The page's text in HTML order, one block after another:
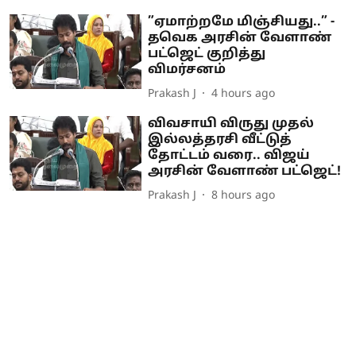
”ஏமாற்றமே மிஞ்சியது..” -
தவெக அரசின் வேளாண்
பட்ஜெட் குறித்து
விமர்சனம்
Prakash J 4 hours ago
விவசாயி விருது முதல்
இல்லத்தரசி வீட்டுத்
தோட்டம் வரை.. விஜய்
அரசின் வேளாண் பட்ஜெட்!
Prakash J 8 hours ago